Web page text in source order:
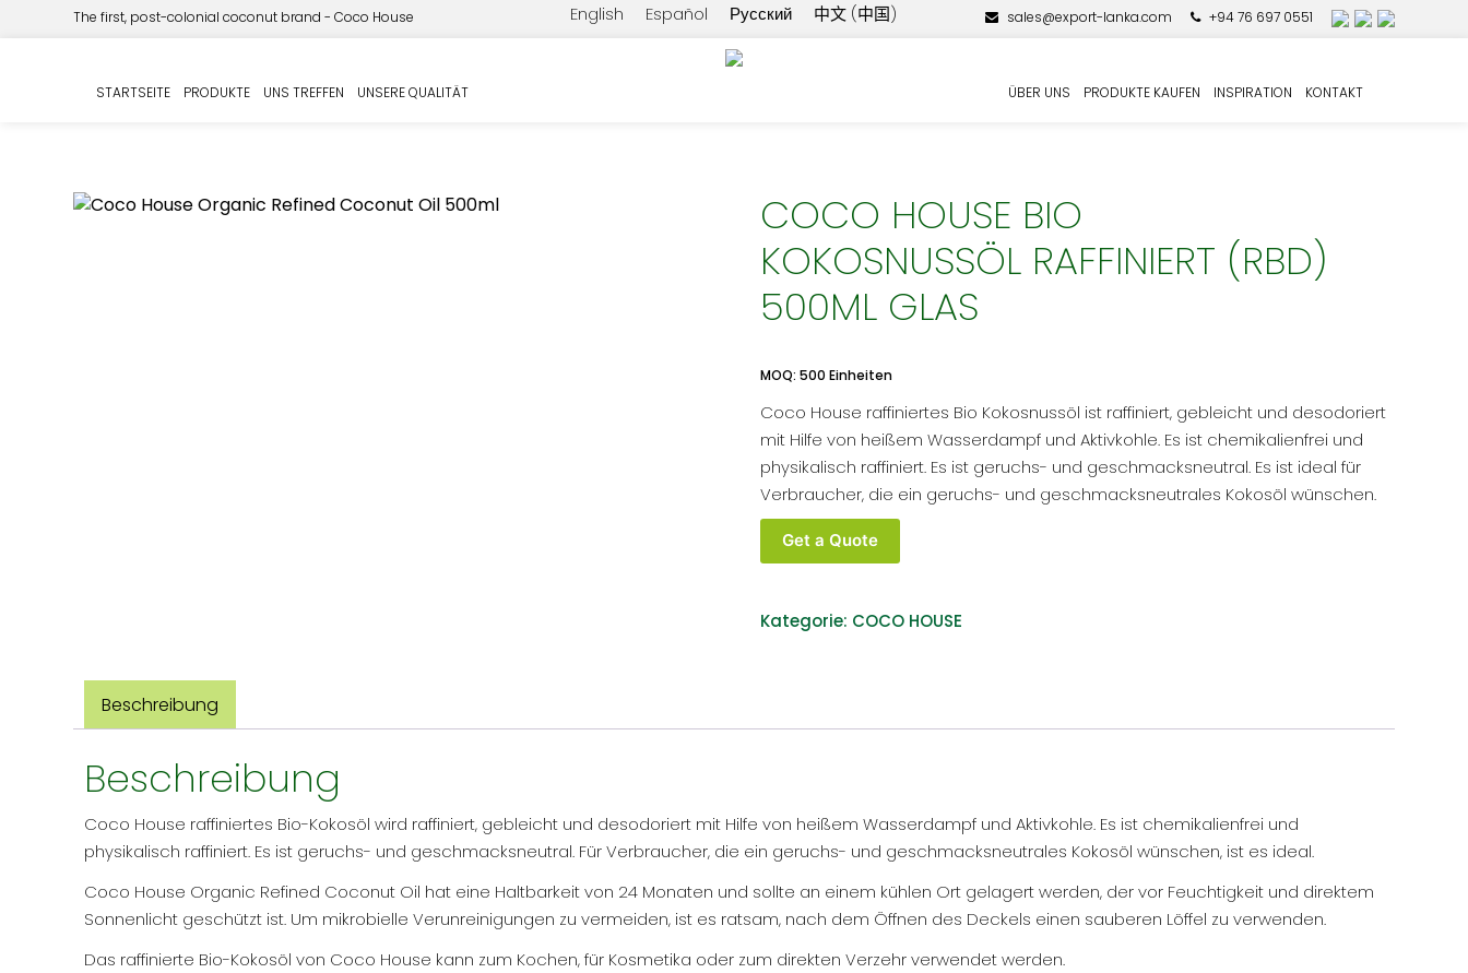
The first, post-colonial coconut brand - Coco House English Español Русский 中文 (中国) sales@export-lanka.com +94 76 697 0551
STARTSEITE PRODUKTE UNS TREFFEN UNSERE QUALITÄT ÜBER UNS PRODUKTE KAUFEN INSPIRATION KONTAKT
/ Coco House Bio Kokosnussöl raffiniert (RBD) 500ml Glas
COCO HOUSE BIO
KOKOSNUSSÖL RAFFINIERT (RBD)
500ML GLAS
MOQ: 500 Einheiten
Coco House raffiniertes Bio Kokosnussöl ist raffiniert, gebleicht und desodoriert
mit Hilfe von heißem Wasserdampf und Aktivkohle. Es ist chemikalienfrei und
physikalisch raffiniert. Es ist geruchs- und geschmacksneutral. Es ist ideal für
Verbraucher, die ein geruchs- und geschmacksneutrales Kokosöl wünschen.
Coco
House
Kokosnussöl
raffiniert
Get a Quote
Kategorie: COCO HOUSE
Beschreibung
Beschreibung
Coco House raffiniertes Bio-Kokosöl wird raffiniert, gebleicht und desodoriert mit Hilfe von heißem Wasserdampf und Aktivkohle. Es ist chemikalienfrei und
physikalisch raffiniert. Es ist geruchs- und geschmacksneutral. Für Verbraucher, die ein geruchs- und geschmacksneutrales Kokosöl wünschen, ist es ideal.
Coco House Organic Refined Coconut Oil hat eine Haltbarkeit von 24 Monaten und sollte an einem kühlen Ort gelagert werden, der vor Feuchtigkeit und direktem
Sonnenlicht geschützt ist. Um mikrobielle Verunreinigungen zu vermeiden, ist es ratsam, nach dem Öffnen des Deckels einen sauberen Löffel zu verwenden.
Das raffinierte Bio-Kokosöl von Coco House kann zum Kochen, für Kosmetika oder zum direkten Verzehr verwendet werden.